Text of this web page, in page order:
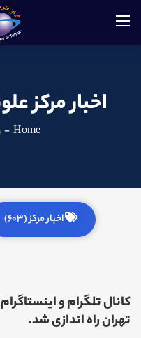
اخبار مرکز
Home
-
اخبار مرکز (603)
کانال تلگرام و
تهران راه اندازی شد.